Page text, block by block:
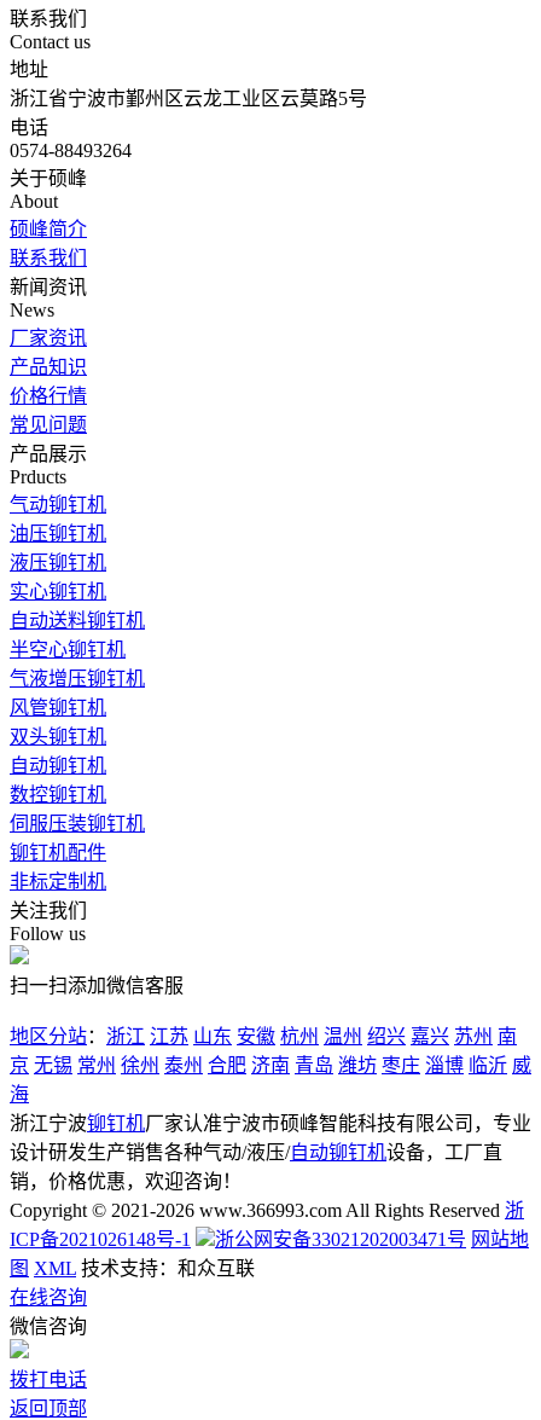
联系我们
Contact us
地址
浙江省宁波市鄞州区云龙工业区云莫路5号
电话
0574-88493264
关于硕峰
About
硕峰简介
联系我们
新闻资讯
News
厂家资讯
产品知识
价格行情
常见问题
产品展示
Prducts
气动铆钉机
油压铆钉机
液压铆钉机
实心铆钉机
自动送料铆钉机
半空心铆钉机
气液增压铆钉机
风管铆钉机
双头铆钉机
自动铆钉机
数控铆钉机
伺服压装铆钉机
铆钉机配件
非标定制机
关注我们
Follow us
扫一扫添加微信客服
地区分站： 浙江 江苏 山东 安徽 杭州 温州 绍兴 嘉兴 苏州 南
京 无锡 常州 徐州 泰州 合肥 济南 青岛 潍坊 枣庄 淄博 临沂 威
海
浙江宁波铆钉机厂家认准宁波市硕峰智能科技有限公司，专业
设计研发生产销售各种气动/液压/自动铆钉机设备，工厂直
销，价格优惠，欢迎咨询！
Copyright © 2021-2026 www.366993.com All Rights Reserved 浙
ICP备2021026148号-1
浙公网安备33021202003471号 网站地
图 XML 技术支持：和众互联
在线咨询
微信咨询
拨打电话
返回顶部